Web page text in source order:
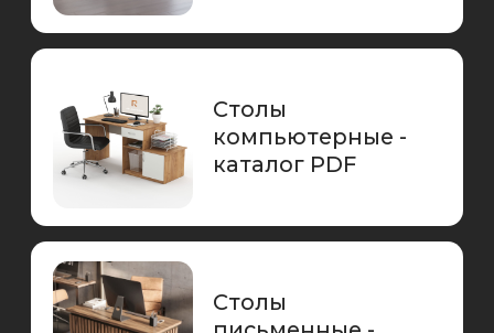
каталог PDF
каталог PDF